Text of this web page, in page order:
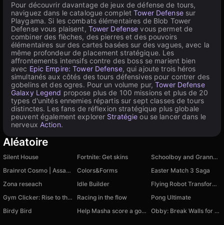
Pour découvrir davantage de jeux de défense de tours,
naviguez dans le catalogue completTower Defensesur
Playgama. Si les combats élémentaires de Blob Tower
Defense vous plaisent, Tower Defense vous permet de
combiner des flèches, des pierres et des pouvoirs
élémentaires sur des cartes basées sur des vagues, avec la
même profondeur de placement stratégique. Les
affrontements intensifs contre des boss se marient bien
avec Epic Empire: Tower Defense, qui ajoute trois héros
simultanés aux côtés des tours défensives pour contrer des
gobelins et des ogres. Pour un volume pur,Tower Defense
Galaxy Legend propose plus de 100 missions et plus de 20
types d'unités ennemies répartis sur sept classes de tours
distinctes. Les fans de réflexion stratégique plus globale
peuvent également explorer Stratégie ou se lancer dans le
nerveux Action.
Aléatoire
Silent House Fortnite: Get skins
Schoolboy and Granny 2: Survival in the Forest
Brainrot Cosmo | Assasino Cappucino
Colors&Forms
Easter Match 3 Saga
Zona reseach
Idle Builder
Flying Robot Transform Car Games
Gym Clicker: Rise to the Stars
Racing in the flow
Pong Ultimate
Birdy Bird
Help Masha score a goal! Obby: Break Walls for Brainrot